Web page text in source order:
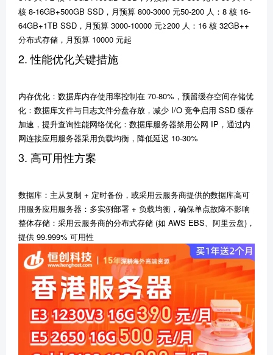
核 8-16GB+500GB SSD，月预算 800-3000 元50-200 人：8 核 16-
64GB+1TB SSD，月预算 3000-10000 元≥200 人：16 核 32GB++
分布式存储，月预算 10000 元起
2. 性能优化关键措施
内存优化：数据库内存使用率控制在 70-80%，预留缓存空间存储优
化：数据库文件与日志文件分盘存放，减少 I/O 竞争启用 SSD 缓存
加速，提升查询性能网络优化：数据库服务器禁用公网 IP，通过内
网连接应用服务器采用负载均衡，降低延迟 10-30%
3. 高可用性方案
数据库：主从复制 + 定时备份，或采用云服务商提供的数据库高可
用服务应用服务器：多实例部署 + 负载均衡，确保单点故障不影响
整体存储：采用云服务商的分布式存储 (如 AWS EBS、阿里云盘)，
提供 99.999% 可用性